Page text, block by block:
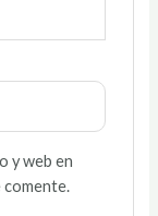
y web en
comente.